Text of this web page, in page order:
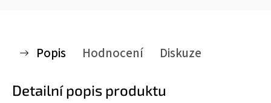
Popis Hodnocení Diskuze
Detailní popis produktu